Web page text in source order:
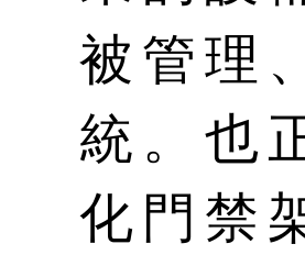
被管理
統。也
化門禁